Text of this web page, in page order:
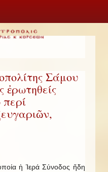
Σάμου
ἐρωτηθείς
ἡ Ἱερά Σύνοδος ἤδη